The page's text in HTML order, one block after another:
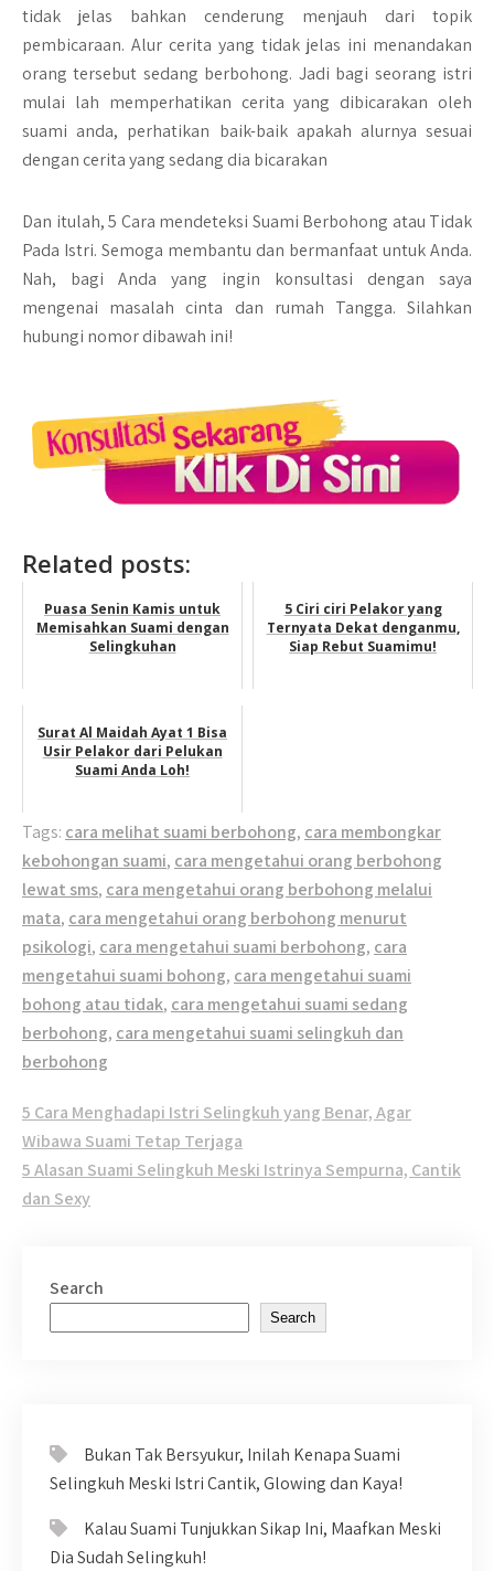
tidak jelas bahkan cenderung menjauh dari topik
pembicaraan. Alur cerita yang tidak jelas ini menandakan
orang tersebut sedang berbohong. Jadi bagi seorang istri
mulai lah memperhatikan cerita yang dibicarakan oleh
suami anda, perhatikan baik-baik apakah alurnya sesuai
dengan cerita yang sedang dia bicarakan
Dan itulah, 5 Cara mendeteksi Suami Berbohong atau Tidak
Pada Istri. Semoga membantu dan bermanfaat untuk Anda.
Nah, bagi Anda yang ingin konsultasi dengan saya
mengenai masalah cinta dan rumah Tangga. Silahkan
hubungi nomor dibawah ini!
Related posts:
Puasa Senin Kamis untuk
Memisahkan Suami dengan
Selingkuhan
5 Ciri ciri Pelakor yang
Ternyata Dekat denganmu,
Siap Rebut Suamimu!
Surat Al Maidah Ayat 1 Bisa
Usir Pelakor dari Pelukan
Suami Anda Loh!
Tags: cara melihat suami berbohong, cara membongkar
kebohongan suami, cara mengetahui orang berbohong
lewat sms, cara mengetahui orang berbohong melalui
mata, cara mengetahui orang berbohong menurut
psikologi, cara mengetahui suami berbohong, cara
mengetahui suami bohong, cara mengetahui suami
bohong atau tidak, cara mengetahui suami sedang
berbohong, cara mengetahui suami selingkuh dan
berbohong
Post
navigation
5 Cara Menghadapi Istri Selingkuh yang Benar, Agar
Wibawa Suami Tetap Terjaga
5 Alasan Suami Selingkuh Meski Istrinya Sempurna, Cantik
dan Sexy
Search
Search
Bukan Tak Bersyukur, Inilah Kenapa Suami
Selingkuh Meski Istri Cantik, Glowing dan Kaya!
Kalau Suami Tunjukkan Sikap Ini, Maafkan Meski
Dia Sudah Selingkuh!